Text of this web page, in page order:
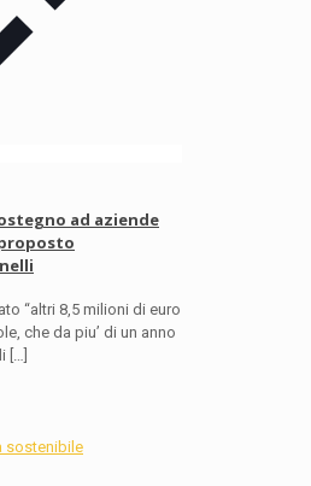
ad aziende
“altri 8,5 milioni di euro
che da piu’ di un anno
[…]